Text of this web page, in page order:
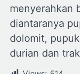
menyerahkan
diantaranya
dolomit,
durian dan